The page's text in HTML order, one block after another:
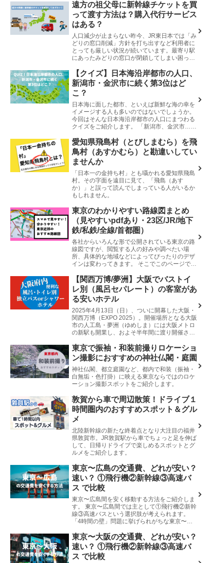
遠方の祖父母に新幹線チケットを買
って渡す方法は？購入代行サービス
はある？
人口減少が止まらない昨今、JR東日本では「み
どりの窓口削減」方針を打ち出すなど利用者に
とっても厳しい状況が続いています。最寄り駅
にあったみどりの窓口が閉鎖してしまい困って
か。 遠くの故郷に住む父母や...
【クイズ】日本海沿岸都市の人口、
新潟市・金沢市に続く第3位はど
こ？
日本海に面した都市、といえば新鮮な海の幸を
イメージする人も多いのではないでしょうか。
今回はそんな日本海沿岸都市の人口にまつわる
クイズをご紹介します。 「新潟市、金沢市…」
いのではないでしょうか？政...
愛知県飛島村（とびしまむら）を飛
鳥村（あすかむら）と勘違いしてい
ませんか
「日本一の金持ち村」とも囁かれる愛知県飛島
村。その字面を遠目に見て、「飛島（あす
か）」と誤って読んでしまっている人がいるか
もしれません。
東京のわかりやすい路線図まとめ
（見やすいpdfあり・23区/JR/地下
鉄/私鉄/全線/首都圏）
各社からいろんな形で公開されている東京の路
線図ですが、閲覧する人の好みや調べたい場
所、具体的な地域などによってぴったりのデザ
インは変わってきます。 そこでこのページで
浜・千葉・さいたま）の鉄道全線の...
【関西万博/夢洲】大阪でバストイ
レ別（風呂セパレート）の客室があ
る安いホテル
2025年4月13日（日）、ついに開幕した大阪・
関西万博（EXPO 2025）。開催場所となる大阪
市の人工島・夢洲（ゆめしま）には大阪メトロ
の新駅も開業し、およそ半年間に渡り開催され
東京で振袖・和装前撮りロケーショ
ン撮影におすすめの神社仏閣・庭園
神社仏閣、都立庭園など、都内で和装（振袖・
白無垢・色打掛）に映える東京ならではのロケ
ーション撮影スポットをご紹介します。
敦賀から車で周辺散策！ドライブ１
時間圏内のおすすめスポット＆グル
メ
北陸新幹線の新たな終着点となり大注目の福井
県敦賀市。JR敦賀駅から車でちょっと足を伸ば
して、日帰りドライブで楽しめるスポットとグ
ルメをご紹介します。
東京〜広島の交通費、どれが安い？
速い？ ①飛行機②新幹線③高速バ
ス で比較
東京〜広島間を安く移動する方法をご紹介しま
す。 東京〜広島間では主として①飛行機②新幹
線③高速バスという選択肢が考えられます。
「4時間の壁」問題に挙げられがちな東京〜広
で・空港からのアクセスや搭乗...
東京〜大阪の交通費、どれが安い？
速い？ ①飛行機②新幹線③高速バ
ス で比較